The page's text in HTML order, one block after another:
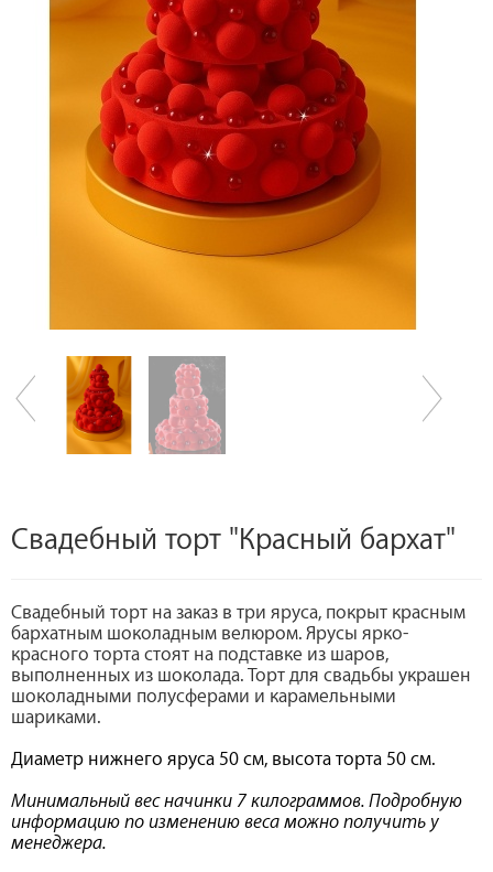
Свадебный торт "Красный бархат"
Свадебный торт на заказ в три яруса, покрыт красным
бархатным шоколадным велюром. Ярусы ярко-
красного торта стоят на подставке из шаров,
выполненных из шоколада. Торт для свадьбы украшен
шоколадными полусферами и карамельными
шариками.
Диаметр нижнего яруса 50 см, высота торта 50 см.
Минимальный вес начинки 7 килограммов. Подробную
информацию по изменению веса можно получить у
менеджера.